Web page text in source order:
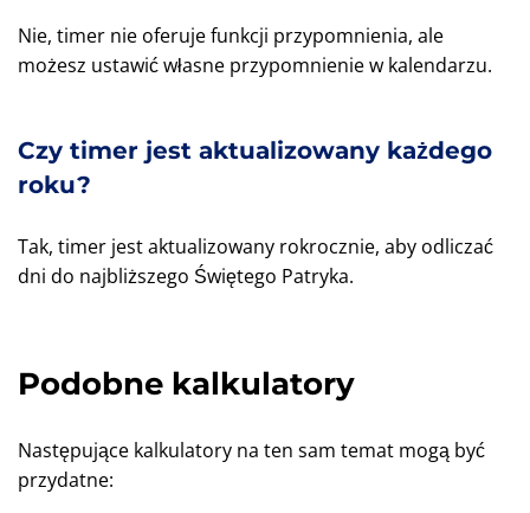
Nie, timer nie oferuje funkcji przypomnienia, ale
możesz ustawić własne przypomnienie w kalendarzu.
Czy timer jest aktualizowany każdego
roku?
Tak, timer jest aktualizowany rokrocznie, aby odliczać
dni do najbliższego Świętego Patryka.
Podobne kalkulatory
Następujące kalkulatory na ten sam temat mogą być
przydatne: